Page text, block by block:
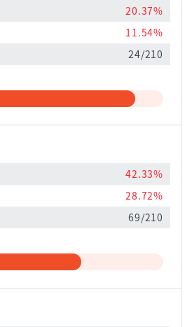
20.37%
11.54%
24/210
42.33%
28.72%
69/210